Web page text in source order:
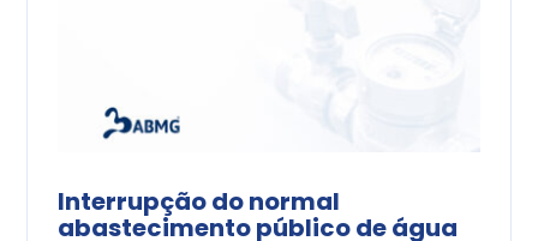
Interrupção do normal
abastecimento público de água